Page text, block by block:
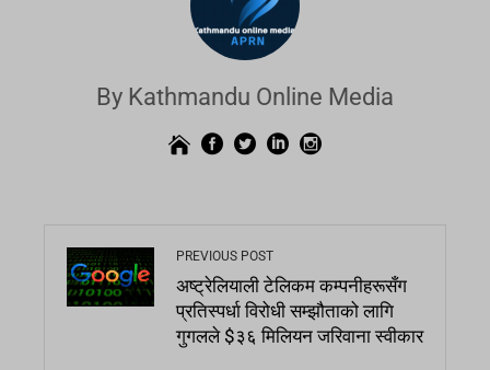
By Kathmandu Online Media
PREVIOUS POST
अष्ट्रेलियाली टेलिकम कम्पनीहरूसँग
प्रतिस्पर्धा विरोधी सम्झौताको लागि
गुगलले $३६ मिलियन जरिवाना स्वीकार